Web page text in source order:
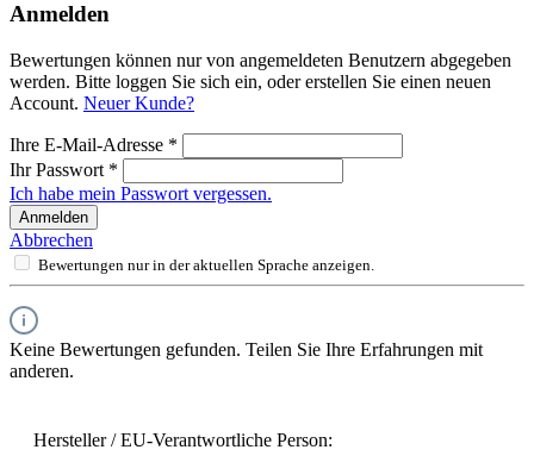
Anmelden
Bewertungen können nur von angemeldeten Benutzern abgegeben
werden. Bitte loggen Sie sich ein, oder erstellen Sie einen neuen
Account. Neuer Kunde?
Ihre E-Mail-Adresse *
Ihr Passwort *
Ich habe mein Passwort vergessen.
Anmelden
Abbrechen
Bewertungen nur in der aktuellen Sprache anzeigen.
Keine Bewertungen gefunden. Teilen Sie Ihre Erfahrungen mit
anderen.
Hersteller / EU-Verantwortliche Person: